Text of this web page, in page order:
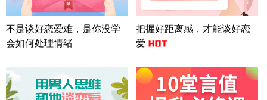
上海-浦东 177****9074
56分钟前
微信用户 Liberty 通过此页面咨询，已获得专属情感
方案
广东-广州 188****5632
湖北-武汉 135****7410
41分钟前
不是谈好恋爱难，是你没学
会如何处理情绪
把握好距离感，才能谈好恋
爱